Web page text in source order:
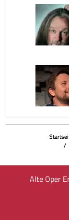
Vicky
Oleg
Alte Oper